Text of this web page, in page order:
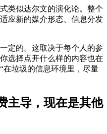
类似达尔文的演化论。整个
应新的媒介形态、信息分发
定的。这取决于每个人的参
选择点开什么样的内容也在
在垃圾的信息环境里，尽量
主导，现在是其他